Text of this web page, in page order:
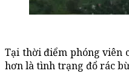
Tại thời điểm phóng viên
hơn là tình trạng đổ rác